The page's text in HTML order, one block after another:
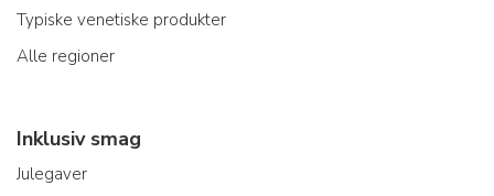
Typiske venetiske produkter
Alle regioner
Inklusiv smag
Julegaver